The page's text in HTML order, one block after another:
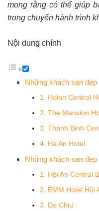
mong rằng có thể giúp
trong chuyến hành trình
Nội dung chính
Những khách sạn
1. Hoian Central
2. The Mansion
3. Thanh Binh
4. Ha An Hotel
Những khách sạn
1. Hội An Central
2. ÊMM Hotel Hội
3. De Chiu